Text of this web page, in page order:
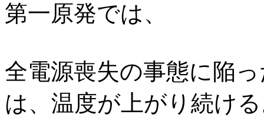
第一原発では、
全電源喪失の事態に陥
は、温度が上がり続け